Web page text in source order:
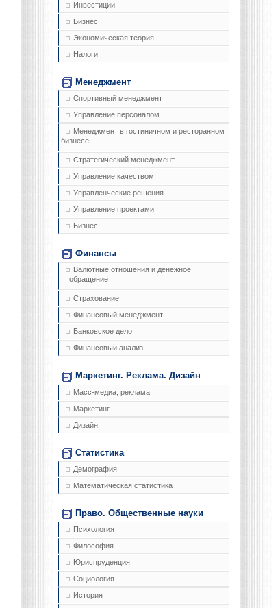
Инвестиции
Бизнес
Экономическая теория
Налоги
Менеджмент
Спортивный менеджмент
Управление персоналом
Менеджмент в гостиничном и ресторанном
бизнесе
Стратегический менеджмент
Управление качеством
Управленческие решения
Управление проектами
Бизнес
Финансы
Валютные отношения и денежное
обращение
Страхование
Финансовый менеджмент
Банковское дело
Финансовый анализ
Маркетинг. Реклама. Дизайн
Масс-медиа, реклама
Маркетинг
Дизайн
Статистика
Демография
Математическая статистика
Право. Общественные науки
Психология
Философия
Юриспруденция
Социология
История